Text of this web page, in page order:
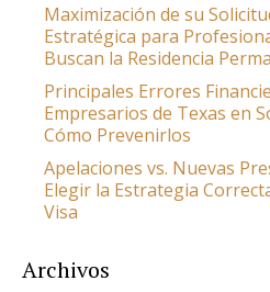
Maximización de su
Estratégica para
Buscan la Residencia
Principales Errores
Empresarios de Texas en
Cómo Prevenirlos
Apelaciones vs. Nuevas
Elegir la Estrategia
Visa
Archivos